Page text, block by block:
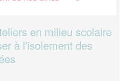
en milieu scolaire
à l'isolement des